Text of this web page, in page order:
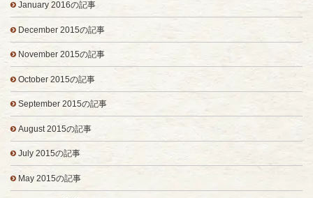
January 2016の記事
December 2015の記事
November 2015の記事
October 2015の記事
September 2015の記事
August 2015の記事
July 2015の記事
May 2015の記事